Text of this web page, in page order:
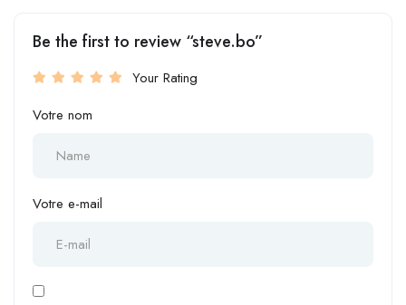
Be the first to review “steve.bo”
Your Rating
Votre nom
Votre e-mail